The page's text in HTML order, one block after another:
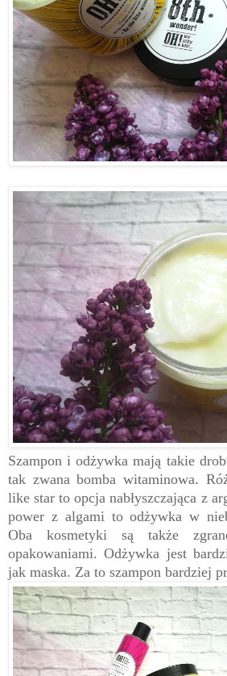
Szampon i odżywka mają takie
tak zwana bomba witaminowa.
like star to opcja nabłyszczająca z
power z algami to odżywka w
Oba kosmetyki są także
opakowaniami. Odżywka jest
jak maska. Za to szampon bardziej